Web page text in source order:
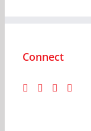
Connect